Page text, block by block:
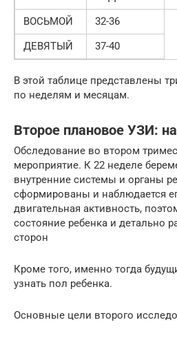
ВОСЬМОЙ
32-36
ДЕВЯТЫЙ
37-40
В этой таблице представлены
по неделям и месяцам.
Второе плановое УЗИ:
Обследование во втором
мероприятие. К 22 неделе
внутренние системы и органы
сформированы и наблюдается
двигательная активность,
состояние ребенка и детально
сторон
Кроме того, именно тогда
узнать пол ребенка.
Основные цели второго